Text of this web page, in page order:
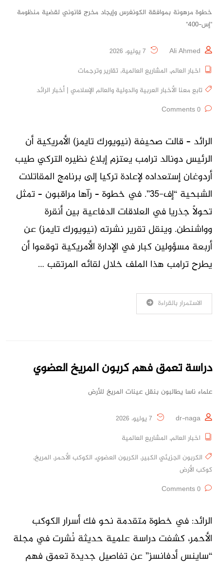
خطوة مرهونة بموافقة الكونغرس وإيجاد مخرج قانوني لقضية منظومة
"إس-400"
Ali Ahmed
اخبار العالم, المشاريع العالمية, تقارير وترجمات
تابع معنا الأخبار العربية والدولية والعالم الإسلامي | أخبار الرائد
الرائد – قالت صحيفة (نيويورك تايمز) الأمريكية أن
الرئيس دونالد ترامب يعتزم إبلاغ نظيره التركي طيب
أردوغان إستعداده لإعادة تركيا إلى برنامج المقاتلات
الشبحية “إف-35”. في خطوة – رآها مراقبون – تمثل
تحولاً جذريا في العلاقات الدفاعية بين أنقرة
وواشنطن. وينقل تقرير نشرته (نيويورك تايمز) عن
أربعة مسؤولين كبار في الإدارة الأمريكية توقعوا أن
يطرح ترامب هذا الملف خلال لقائه المرتقب …
الاستمرار بالقراءة
دراسة تعمق فهم كربون المريخ العضوي
علماء ناسا يطالبون بنقل عينات المريخ للأرض
dr-naga
اخبار العالم, المشاريع العالمية
الكربون الجزيئي الكبير, الكربون العضوي, الكوكب الأحمر, المريخ,
كوكب الأرض
الرائد: في خطوة متقدمة نحو فك أسرار الكوكب
الأحمر، كشفت دراسة علمية حديثة نُشرت في مجلة
“ساينس أدفانسز” عن تفاصيل جديدة تعمق فهم